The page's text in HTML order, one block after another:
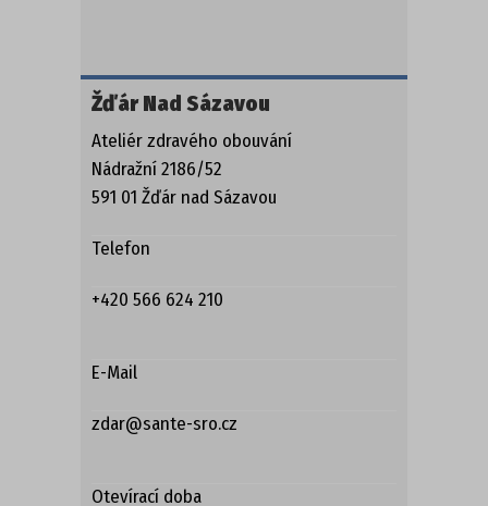
Žďár Nad Sázavou
Ateliér zdravého obouvání
Nádražní 2186/52
591 01 Žďár nad Sázavou
Telefon
+420 566 624 210
E-Mail
zdar@sante-sro.cz
Otevírací doba